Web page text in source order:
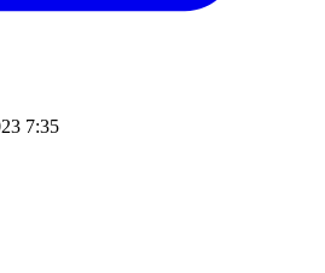
7:35